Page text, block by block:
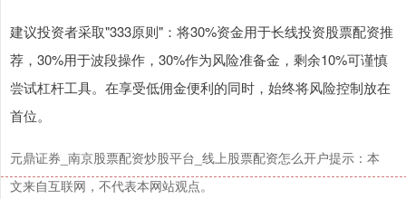
建议投资者采取"333原则"：将30%资金用于长线投资股票配资推
荐，30%用于波段操作，30%作为风险准备金，剩余10%可谨慎
尝试杠杆工具。在享受低佣金便利的同时，始终将风险控制放在
首位。
元鼎证券_南京股票配资炒股平台_线上股票配资怎么开户提示：本
文来自互联网，不代表本网站观点。